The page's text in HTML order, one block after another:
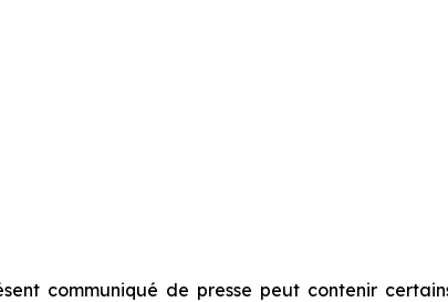
communiqué de presse peut contenir